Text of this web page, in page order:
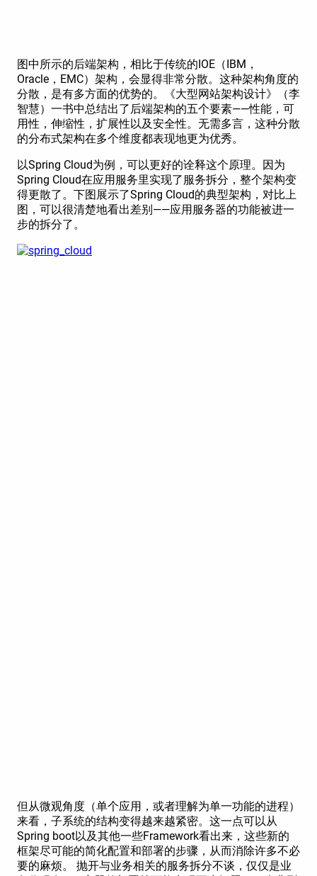
图中所示的后端架构，相比于传统的IOE（IBM，
Oracle，EMC）架构，会显得非常分散。这种架构角度的
分散，是有多方面的优势的。《大型网站架构设计》（李
智慧）一书中总结出了后端架构的五个要素——性能，可
用性，伸缩性，扩展性以及安全性。无需多言，这种分散
的分布式架构在多个维度都表现地更为优秀。
以Spring Cloud为例，可以更好的诠释这个原理。因为
Spring Cloud在应用服务里实现了服务拆分，整个架构变
得更散了。下图展示了Spring Cloud的典型架构，对比上
图，可以很清楚地看出差别——应用服务器的功能被进一
步的拆分了。
但从微观角度（单个应用，或者理解为单一功能的进程）
来看，子系统的结构变得越来越紧密。这一点可以从
Spring boot以及其他一些Framework看出来，这些新的
框架尽可能的简化配置和部署的步骤，从而消除许多不必
要的麻烦。 抛开与业务相关的服务拆分不谈，仅仅是业